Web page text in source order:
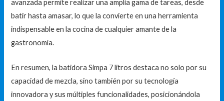
avanzada permite realizar una amplia gama de tareas, desde
batir hasta amasar, lo que la convierte en una herramienta
indispensable en la cocina de cualquier amante de la
gastronomía.
En resumen, la batidora Simpa 7 litros destaca no solo por su
capacidad de mezcla, sino también por su tecnología
innovadora y sus múltiples funcionalidades, posicionándola